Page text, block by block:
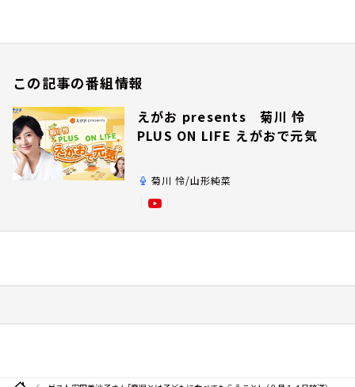
この記事の番組情報
えがお presents 菊川 怜
PLUS ON LIFE えがおで元気
菊川 怜/山形純菜